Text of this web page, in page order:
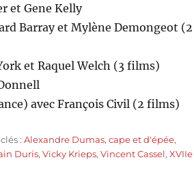
et Gene Kelly
Barray et Mylène Demongeot (2
et Raquel Welch (3 films)
avec François Civil (2 films)
:Alexandre Dumas,cape et d'épée,
Duris,Vicky Krieps,Vincent Cassel,XVIIe